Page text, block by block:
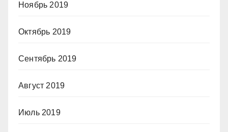
Ноябрь 2019
Октябрь 2019
Сентябрь 2019
Август 2019
Июль 2019